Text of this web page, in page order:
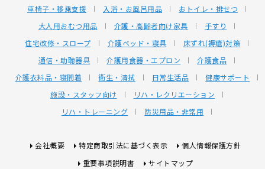
車椅子・移乗支援
入浴・お風呂用品
おトイレ・排せつ
大人用おむつ用品
介護・高齢者向け家具
手すり
住宅改修・スロープ
介護ベッド・寝具
床ずれ(褥瘡)対策
通信・助聴器具
介護用食器・エプロン
介護食品
介護衣料品・寝間着
衛生・清拭 日常生活品
健康サポート
施設・スタッフ向け
リハ・レクリエーション
リハ・トレーニング
防災用品・非常用
会社概要 特定商取引法に基づく表示
個人情報保護方針
重要事項説明書
サイトマップ